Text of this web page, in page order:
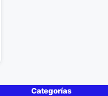
Categorías